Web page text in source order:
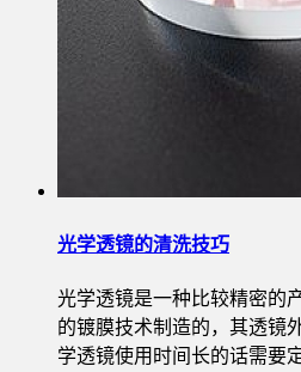
光学透镜的清洗技巧
光学透镜是一种比较精密的
的镀膜技术制造的，其透镜
学透镜使用时间长的话需要